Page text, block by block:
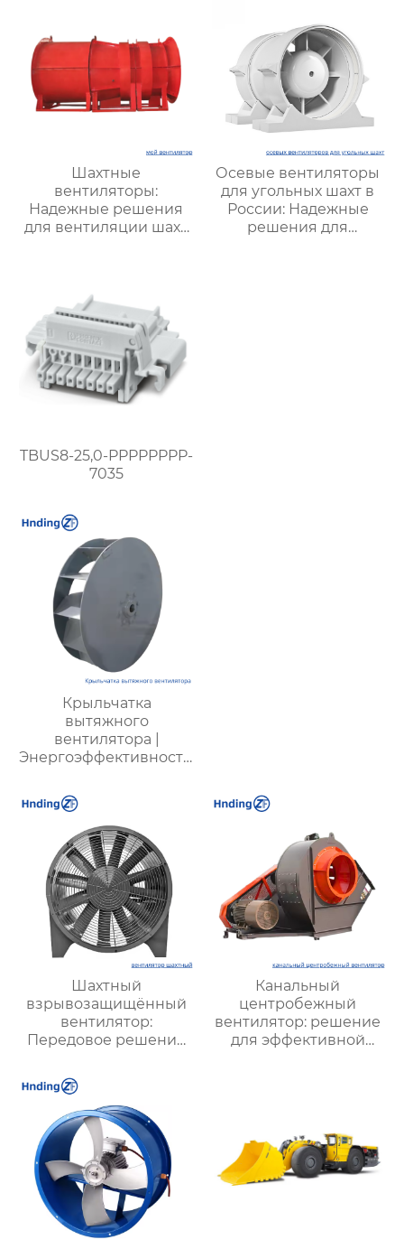
Шахтные
вентиляторы:
Надежные решения
для вентиляции шахт
Осевые вентиляторы
для угольных шахт в
России: Надежные
решения для
TBUS8-25,0-PPPPPPPP-
7035
Крыльчатка
вытяжного
вентилятора |
Энергоэффективность,
долговечность
Шахтный
взрывозащищённый
вентилятор:
Передовое решение
стабильной
вентиляции в
подземных условиях
Канальный
центробежный
вентилятор: решение
для эффективной